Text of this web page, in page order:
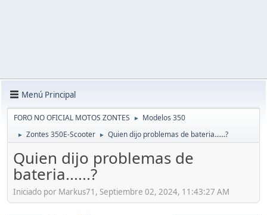
Menú Principal
FORO NO OFICIAL MOTOS ZONTES ► Modelos 350
► Zontes 350E-Scooter ► Quien dijo problemas de bateria......?
Quien dijo problemas de
bateria......?
Iniciado por Markus71, Septiembre 02, 2024, 11:43:27 AM